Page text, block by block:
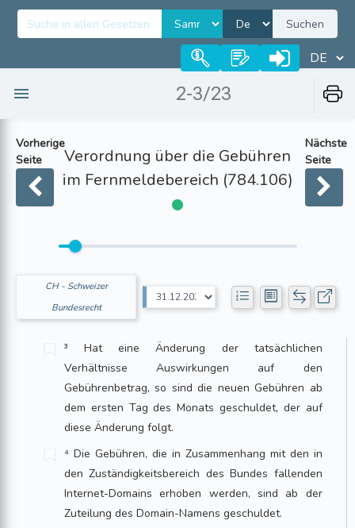
Suchen
2-3/23
Vorherige
Seite
Verordnung über die Gebühren
im Fernmeldebereich (784.106)
Nächste
Seite
CH - Schweizer
Bundesrecht
³ Hat eine Änderung der tatsächlichen
Verhältnisse Auswirkungen auf den
Gebührenbetrag, so sind die neuen Gebühren ab
dem ersten Tag des Monats geschuldet, der auf
diese Änderung folgt.
⁴ Die Gebühren, die in Zusammenhang mit den in
den Zuständigkeitsbereich des Bundes fallenden
Internet-Domains erhoben werden, sind ab der
Zuteilung des Domain-Namens geschuldet.